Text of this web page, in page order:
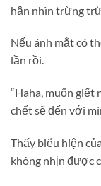
hận nhìn trừng
Nếu ánh mắt có
lần rồi.
“Haha, muốn giết
chết sẽ đến với
Thấy biểu hiện
không nhịn được